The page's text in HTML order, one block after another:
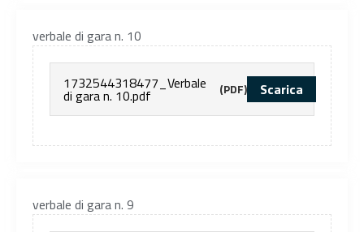
verbale di gara n. 10
1732544318477_Verbale
di gara n. 10.pdf (PDF) Scarica
verbale di gara n. 9